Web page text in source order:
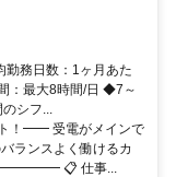
勤務日数：1ヶ月あた
：最大8時間/日 ◆7～
シフ...
！━━ 受電がメインで
ランスよく働けるカ
📋 仕事...